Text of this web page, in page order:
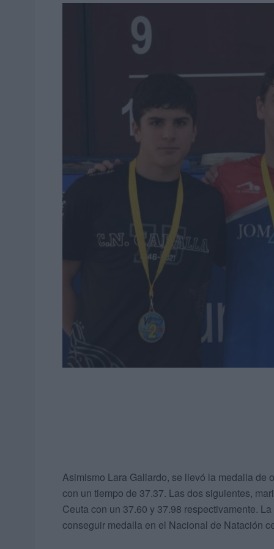
Asimismo Lara Gallardo, se llevó la medalla de
con un tiempo de 37.37. Las dos siguientes,
Ceuta con un 37.60 y 37.98 respectivamente.
conseguir medalla en el Nacional de Natación